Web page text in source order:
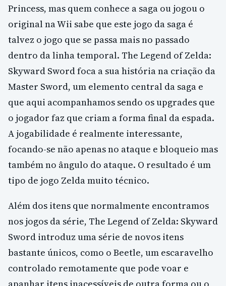
Princess, mas quem conhece a saga ou jogou o
original na Wii sabe que este jogo da saga é
talvez o jogo que se passa mais no passado
dentro da linha temporal. The Legend of Zelda:
Skyward Sword foca a sua história na criação da
Master Sword, um elemento central da saga e
que aqui acompanhamos sendo os upgrades que
o jogador faz que criam a forma final da espada.
A jogabilidade é realmente interessante,
focando-se não apenas no ataque e bloqueio mas
também no ângulo do ataque. O resultado é um
tipo de jogo Zelda muito técnico.
Além dos itens que normalmente encontramos
nos jogos da série, The Legend of Zelda: Skyward
Sword introduz uma série de novos itens
bastante únicos, como o Beetle, um escaravelho
controlado remotamente que pode voar e